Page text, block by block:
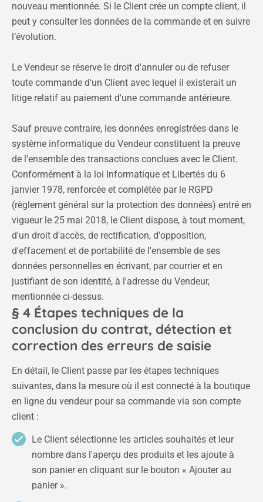
nouveau mentionnée. Si le Client crée un compte client, il
peut y consulter les données de la commande et en suivre
l’évolution.
Le Vendeur se réserve le droit d'annuler ou de refuser
toute commande d'un Client avec lequel il existerait un
litige relatif au paiement d'une commande antérieure.
Sauf preuve contraire, les données enregistrées dans le
système informatique du Vendeur constituent la preuve
de l'ensemble des transactions conclues avec le Client.
Conformément à la loi Informatique et Libertés du 6
janvier 1978, renforcée et complétée par le RGPD
(règlement général sur la protection des données) entré en
vigueur le 25 mai 2018, le Client dispose, à tout moment,
d'un droit d'accès, de rectification, d'opposition,
d'effacement et de portabilité de l'ensemble de ses
données personnelles en écrivant, par courrier et en
justifiant de son identité, à l'adresse du Vendeur,
mentionnée ci-dessus.
§ 4 Étapes techniques de la
conclusion du contrat, détection et
correction des erreurs de saisie
En détail, le Client passe par les étapes techniques
suivantes, dans la mesure où il est connecté à la boutique
en ligne du vendeur pour sa commande via son compte
client :
Le Client sélectionne les articles souhaités et leur
nombre dans l'aperçu des produits et les ajoute à
son panier en cliquant sur le bouton « Ajouter au
panier ».